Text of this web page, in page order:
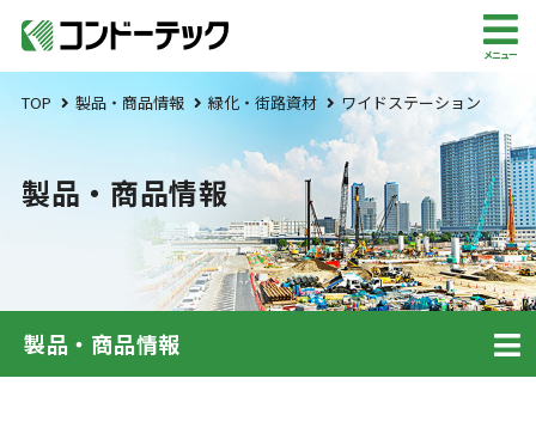
メニュー
TOP 製品・商品情報 緑化・街路資材 ワイドステーション
製品・商品情報
製品・商品情報